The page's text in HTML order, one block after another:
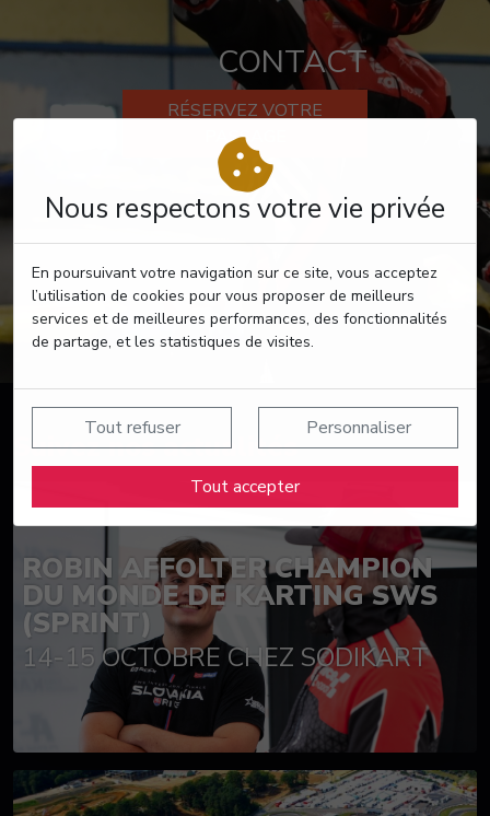
Nous respectons votre vie privée
En poursuivant votre navigation sur ce site, vous acceptez
l’utilisation de cookies pour vous proposer de meilleurs
services et de meilleures performances, des fonctionnalités
de partage, et les statistiques de visites.
Tout refuser Personnaliser
Tout accepter
CONTACT
RÉSERVEZ VOTRE
PASSAGE
Suivez nos actualités
ROBIN AFFOLTER CHAMPION
DU MONDE DE KARTING SWS
(SPRINT)
14-15 OCTOBRE CHEZ SODIKART